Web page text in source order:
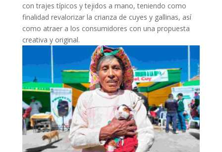
con trajes típicos y tejidos a mano, teniendo como
finalidad revalorizar la crianza de cuyes y gallinas, así
como atraer a los consumidores con una propuesta
creativa y original.